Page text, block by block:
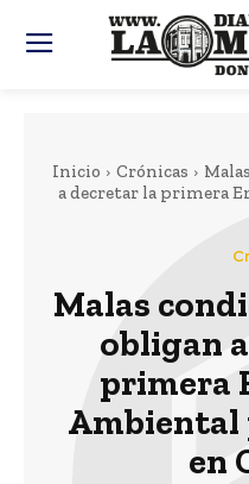
Inicio Crónicas
a decretar la primera
Malas
obligan
primera
Ambiental
en